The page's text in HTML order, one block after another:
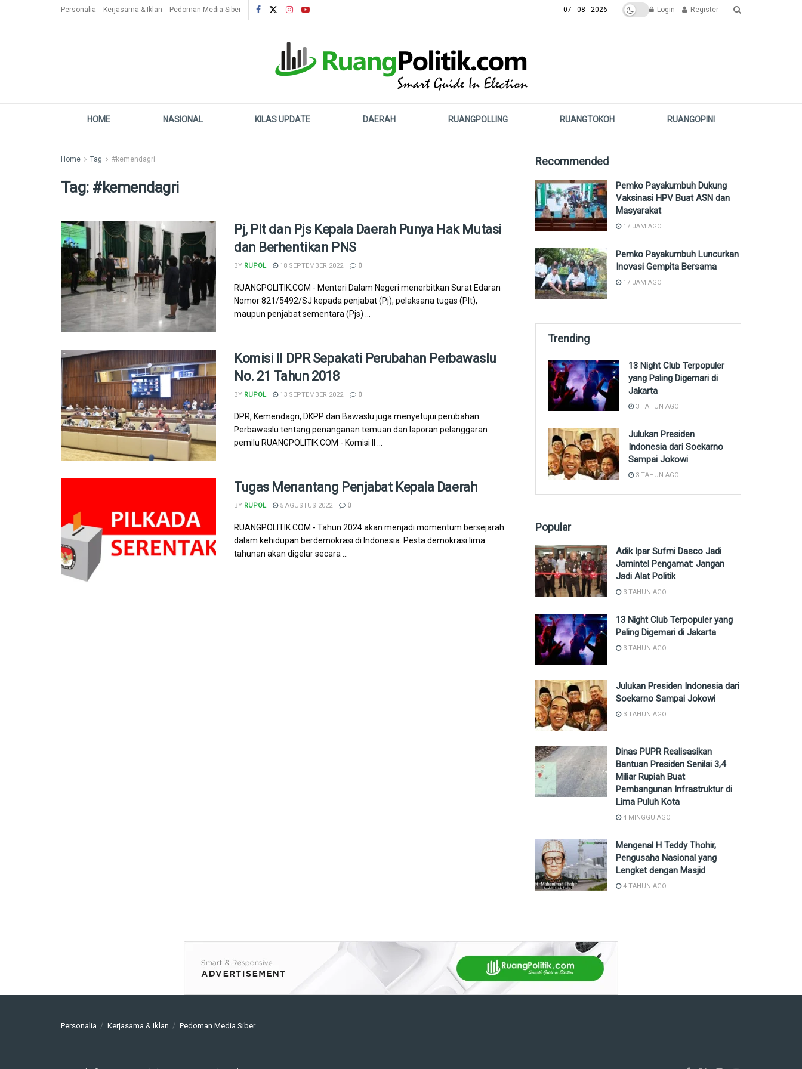
Personalia Kerjasama & Iklan Pedoman Media Siber 07 - 08 - 2026 Login Register
HOME NASIONAL KILAS UPDATE DAERAH RUANGPOLLING RUANGTOKOH RUANGOPINI
Home Tag #kemendagri
Tag: #kemendagri
Pj, Plt dan Pjs Kepala Daerah Punya Hak Mutasi
dan Berhentikan PNS
BY RUPOL 18 SEPTEMBER 2022 0
RUANGPOLITIK.COM - Menteri Dalam Negeri menerbitkan Surat Edaran
Nomor 821/5492/SJ kepada penjabat (Pj), pelaksana tugas (Plt),
maupun penjabat sementara (Pjs) ...
Komisi II DPR Sepakati Perubahan Perbawaslu
No. 21 Tahun 2018
BY RUPOL 13 SEPTEMBER 2022 0
DPR, Kemendagri, DKPP dan Bawaslu juga menyetujui perubahan
Perbawaslu tentang penanganan temuan dan laporan pelanggaran
pemilu RUANGPOLITIK.COM - Komisi II ...
Tugas Menantang Penjabat Kepala Daerah
BY RUPOL 5 AGUSTUS 2022 0
RUANGPOLITIK.COM - Tahun 2024 akan menjadi momentum bersejarah
dalam kehidupan berdemokrasi di Indonesia. Pesta demokrasi lima
tahunan akan digelar secara ...
Recommended
Pemko Payakumbuh Dukung
Vaksinasi HPV Buat ASN dan
Masyarakat
17 JAM AGO
Pemko Payakumbuh Luncurkan
Inovasi Gempita Bersama
17 JAM AGO
Trending
13 Night Club Terpopuler
yang Paling Digemari di
Jakarta
3 TAHUN AGO
Julukan Presiden
Indonesia dari Soekarno
Sampai Jokowi
3 TAHUN AGO
Popular
Adik Ipar Sufmi Dasco Jadi
Jamintel Pengamat: Jangan
Jadi Alat Politik
3 TAHUN AGO
13 Night Club Terpopuler yang
Paling Digemari di Jakarta
3 TAHUN AGO
Julukan Presiden Indonesia dari
Soekarno Sampai Jokowi
3 TAHUN AGO
Dinas PUPR Realisasikan
Bantuan Presiden Senilai 3,4
Miliar Rupiah Buat
Pembangunan Infrastruktur di
Lima Puluh Kota
4 MINGGU AGO
Mengenal H Teddy Thohir,
Pengusaha Nasional yang
Lengket dengan Masjid
4 TAHUN AGO
Personalia Kerjasama & Iklan Pedoman Media Siber